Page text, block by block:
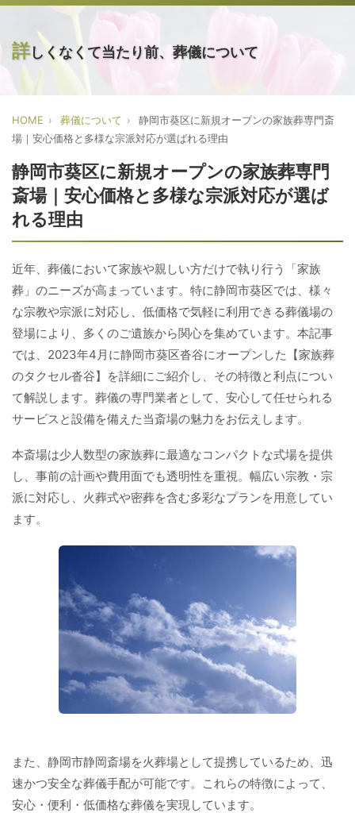
詳しくなくて当たり前、葬儀について
HOME 葬儀について
静岡市葵区に新規オープンの家族葬専門斎
場｜安心価格と多様な宗派対応が選ばれる理由
静岡市葵区に新規オープンの家族葬専門
斎場｜安心価格と多様な宗派対応が選ば
れる理由
近年、葬儀において家族や親しい方だけで執り行う「家族
葬」のニーズが高まっています。特に静岡市葵区では、様々
な宗教や宗派に対応し、低価格で気軽に利用できる葬儀場の
登場により、多くのご遺族から関心を集めています。本記事
では、2023年4月に静岡市葵区沓谷にオープンした【家族葬
のタクセル沓谷】を詳細にご紹介し、その特徴と利点につい
て解説します。葬儀の専門業者として、安心して任せられる
サービスと設備を備えた当斎場の魅力をお伝えします。
本斎場は少人数型の家族葬に最適なコンパクトな式場を提供
し、事前の計画や費用面でも透明性を重視。幅広い宗教・宗
派に対応し、火葬式や密葬を含む多彩なプランを用意してい
ます。
また、静岡市静岡斎場を火葬場として提携しているため、迅
速かつ安全な葬儀手配が可能です。これらの特徴によって、
安心・便利・低価格な葬儀を実現しています。